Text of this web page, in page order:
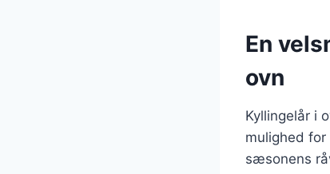
En
ovn
Kyllingelår i
mulighed
sæsonens